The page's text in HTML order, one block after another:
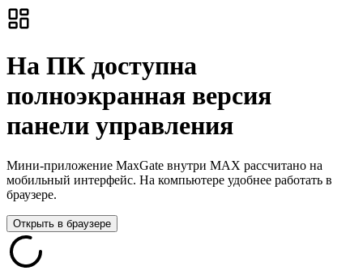
На ПК доступна
полноэкранная версия
панели управления
Мини-приложение MaxGate внутри MAX рассчитано на
мобильный интерфейс. На компьютере удобнее работать в
браузере.
Открыть в браузере